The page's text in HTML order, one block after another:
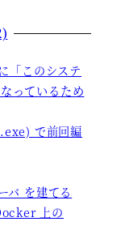
このシステ
っているため
で前回編
を建てる
上の